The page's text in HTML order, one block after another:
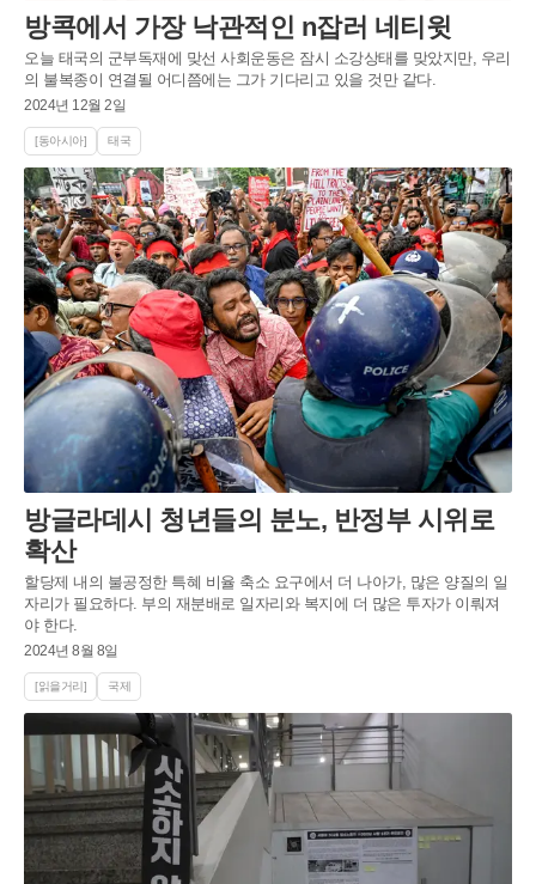
방콕에서 가장 낙관적인 n잡러 네티윗
오늘 태국의 군부독재에 맞선 사회운동은 잠시 소강상태를 맞았지만, 우리
의 불복종이 연결될 어디쯤에는 그가 기다리고 있을 것만 같다.
2024년 12월 2일
[동아시아] 태국
방글라데시 청년들의 분노, 반정부 시위로
확산
할당제 내의 불공정한 특혜 비율 축소 요구에서 더 나아가, 많은 양질의 일
자리가 필요하다. 부의 재분배로 일자리와 복지에 더 많은 투자가 이뤄져
야 한다.
2024년 8월 8일
[읽을거리] 국제